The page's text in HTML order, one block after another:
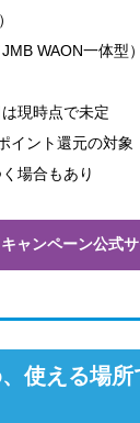
WAON一体型
現時点で未定
イント還元の対象
場合もあり
ャンペーン公式
使える場所